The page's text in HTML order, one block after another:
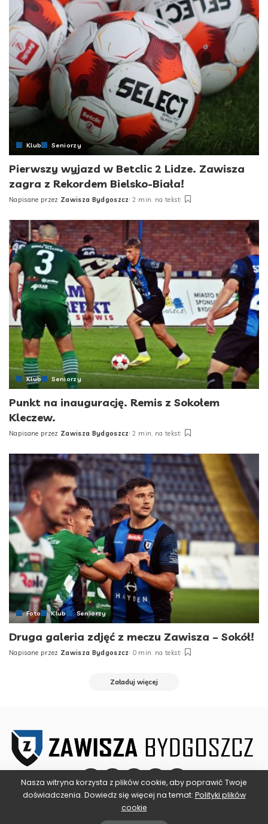
Klub Seniorzy
Pierwszy wyjazd w Betclic 2 Lidze. Zawisza
zagra z Rekordem Bielsko-Biała!
Posted
Napisane przez Zawisza Bydgoszcz 2 min. na tekst
Klub Seniorzy
Punkt na inaugurację. Remis z Sokołem
Kleczew.
Posted
Napisane przez Zawisza Bydgoszcz 2 min. na tekst
Foto Klub Seniorzy
Druga galeria zdjęć z meczu Zawisza – Sokół!
Posted
Napisane przez Zawisza Bydgoszcz 0 min. na tekst
Załaduj więcej
Nasza witryna korzysta z plików cookie, aby poprawić Twoje
doświadczenia. Dowiedz się więcej na temat: Polityki plików
cookie